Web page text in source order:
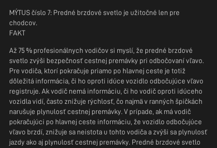
MÝTUS číslo 7: Predné brzdové svetlo je užitočné len pre
chodcov.
FAKT
Až 75 % profesionálnych vodičov si myslí, že predné brzdové
svetlo zvýši bezpečnosť cestnej premávky pri odbočovaní vľavo.
Pre vodiča, ktorí pokračuje priamo po hlavnej ceste je totiž
dôležitá informácia, či ho oproti idúce vozidlo odbočujúce vľavo
registruje. Ak vodič nemá informáciu, či ho vodič oproti idúceho
vozidla vidí, často znižuje rýchlosť, čo najmä v ranných špičkách
narušuje plynulosť cestnej premávky. V prípade, ak má vodič
pokračujúci po hlavnej ceste informáciu, že vozidlo odbočujúce
vľavo brzdí, znižuje sa neistota u tohto vodiča a zvýši sa plynulosť
jazdy ako aj plynulosť cestnej premávky. Predné brzdové svetlo